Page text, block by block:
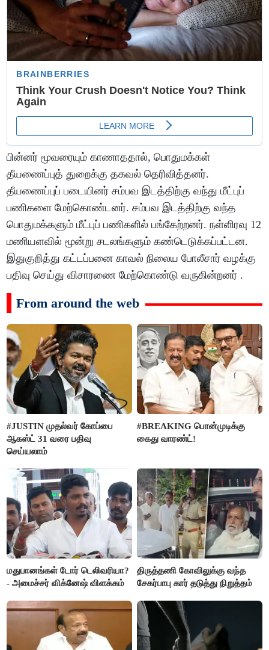
பின்னர் மூவரையும் காணாததால், பொதுமக்கள்
தீயணைப்புத் துறைக்கு தகவல் தெரிவித்தனர்.
தீயணைப்புப் படையினர் சம்பவ இடத்திற்கு வந்து மீட்புப்
பணிகளை மேற்கொண்டனர். சம்பவ இடத்திற்கு வந்த
பொதுமக்களும் மீட்புப் பணிகளில் பங்கேற்றனர். நள்ளிரவு 12
மணியளவில் மூன்று சடலங்களும் கண்டெடுக்கப்பட்டன.
இதுகுறித்து கட்டப்பனை காவல் நிலைய போலீசார் வழக்கு
பதிவு செய்து விசாரணை மேற்கொண்டு வருகின்றனர் .
From around the web
#JUSTIN முதல்வர் கோப்பை
ஆகஸ்ட் 31 வரை பதிவு
செய்யலாம்
#BREAKING பொன்முடிக்கு
கைது வாரண்ட்!
மதுபானங்கள் டோர் டெலிவரியா?
- அமைச்சர் விக்னேஷ் விளக்கம்
திருத்தணி கோவிலுக்கு வந்த
சேகர்பாபு கார் தடுத்து நிறுத்தம்